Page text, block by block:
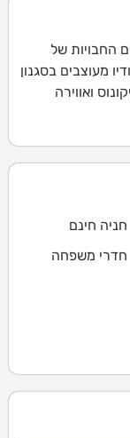
החבויות של
מעוצבים בסגנון
ואווירה
חניה חינם
חדרי משפחה